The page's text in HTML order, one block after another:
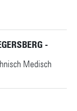
-
Medisch